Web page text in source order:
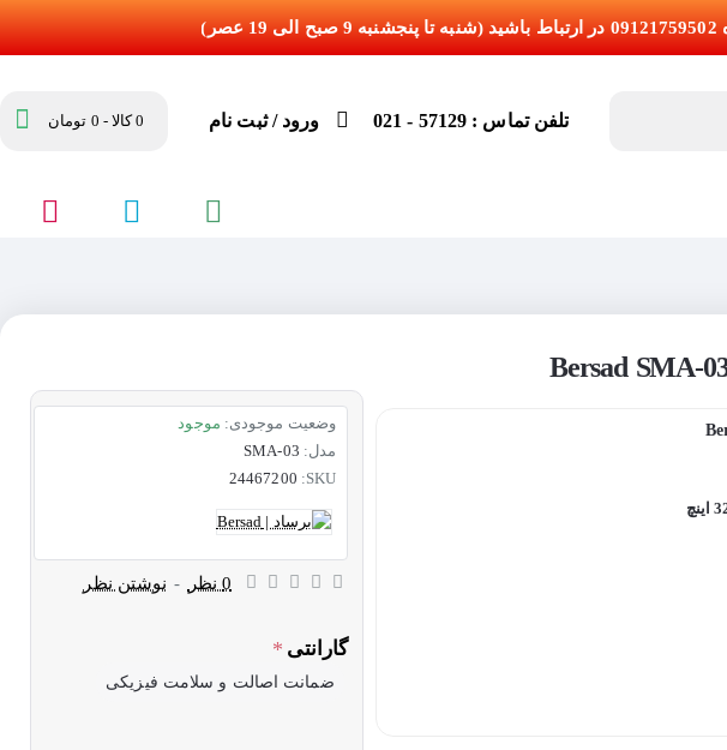
تلفن تماس : 57129 - 021 ورود / ثبت نام 0 کالا - 0 تومان
وضعیت موجودی: موجود
مدل: SMA-03
SKU:
24467200
0 نظر - نوشتن نظر
گارانتی
ضمانت اصالت و سلامت فیزیکی